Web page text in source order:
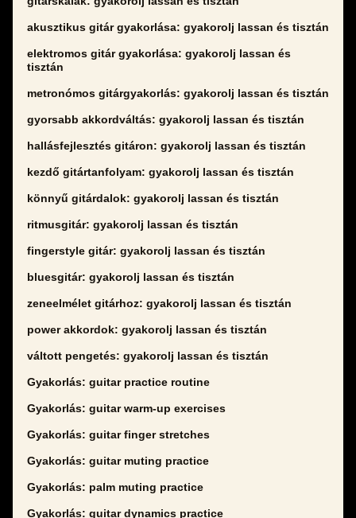
akusztikus gitár gyakorlása: gyakorolj lassan és tisztán
elektromos gitár gyakorlása: gyakorolj lassan és
tisztán
metronómos gitárgyakorlás: gyakorolj lassan és tisztán
gyorsabb akkordváltás: gyakorolj lassan és tisztán
hallásfejlesztés gitáron: gyakorolj lassan és tisztán
kezdő gitártanfolyam: gyakorolj lassan és tisztán
könnyű gitárdalok: gyakorolj lassan és tisztán
ritmusgitár: gyakorolj lassan és tisztán
fingerstyle gitár: gyakorolj lassan és tisztán
bluesgitár: gyakorolj lassan és tisztán
zeneelmélet gitárhoz: gyakorolj lassan és tisztán
power akkordok: gyakorolj lassan és tisztán
váltott pengetés: gyakorolj lassan és tisztán
Gyakorlás: guitar practice routine
Gyakorlás: guitar warm-up exercises
Gyakorlás: guitar finger stretches
Gyakorlás: guitar muting practice
Gyakorlás: palm muting practice
Gyakorlás: guitar dynamics practice